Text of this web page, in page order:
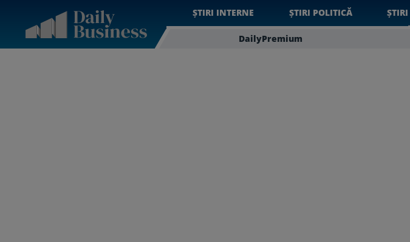
ȘTIRI INTERNE ȘTIRI POLITICĂ
DailyPremium